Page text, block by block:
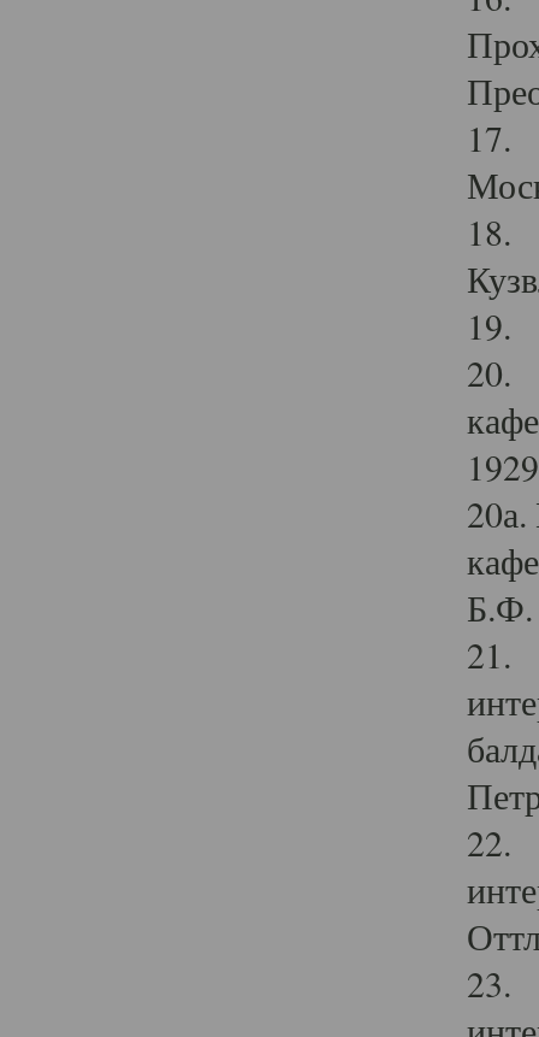
17.
18.
19.
20.
Б.Ф.
21.
22.
23.